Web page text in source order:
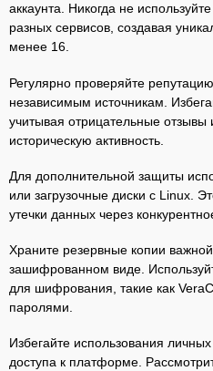
аккаунта. Никогда не
разных сервисов, создавая
менее 16.
Регулярно проверяйте
независимым источникам.
учитывая отрицательные отзывы
историческую активность.
Для дополнительной защиты
или загрузочные диски с Linux.
утечки данных через
Храните резервные копии
зашифрованном виде.
для шифрования, такие как
паролями.
Избегайте использования
доступа к платформе.